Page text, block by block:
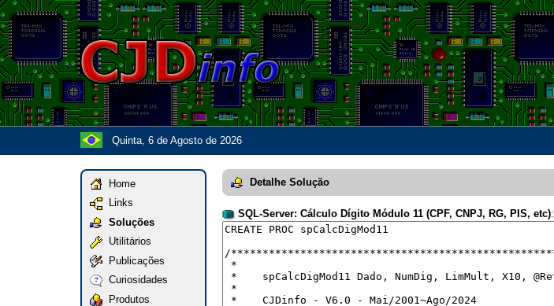
Quinta, 6 de Agosto de 2026
Home
Links
Soluções
Utilitários
Publicações
Curiosidades
Produtos
Detalhe Solução
SQL-Server: Cálculo Dígito Módulo 11 (CPF, CNPJ, RG, PIS, etc):